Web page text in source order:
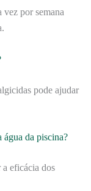
vez por semana
pode ajudar
da piscina?
eficácia dos